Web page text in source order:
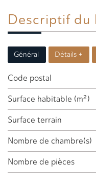
Descriptif du
Général Détails +
Code postal
Surface habitable (m²)
surface terrain
Nombre de chambre(s)
Nombre de pièces